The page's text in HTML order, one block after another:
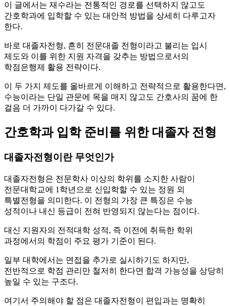
이 글에서는 재수라는 전통적인 경로를 선택하지 않고도
간호학과에 입학할 수 있는 대안적 방법을 상세히 다루고자
한다.
바로 대졸자전형, 흔히 전문대졸 전형이라고 불리는 입시
제도와 이를 위한 지원 자격을 갖추는 방법으로서의
학점은행제 활용 전략이다.
이 두 가지 제도를 올바르게 이해하고 전략적으로 활용한다면,
수능이라는 단일 관문에 목을 매지 않고도 간호사의 꿈에 한
걸음 더 가까이 다가갈 수 있다.
간호학과 입학 준비를 위한 대졸자 전형
대졸자전형이란 무엇인가
대졸자전형은 전문학사 이상의 학위를 소지한 사람이
전문대학교에 1학년으로 신입학할 수 있는 정원 외
특별전형을 의미한다. 이 전형의 가장 큰 특징은 수능
성적이나 내신 등급이 전혀 반영되지 않는다는 점이다.
대신 지원자의 전적대학 성적, 즉 이전에 취득한 학위
과정에서의 학점이 주요 평가 기준이 된다.
일부 대학에서는 면접을 추가로 실시하기도 하지만,
전반적으로 학점 관리만 철저히 한다면 합격 가능성을 상당히
높일 수 있는 구조다.
여기서 주의해야 할 점은 대졸자전형이 편입과는 명확히